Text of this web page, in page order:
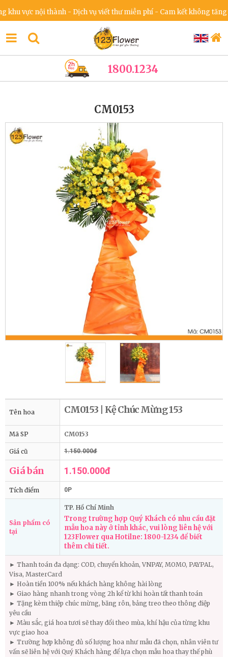
nội thành - Dịch vụ viết thư miễn phí - Cam kết không tăng giá
1800.1234
CM0153
Tên hoa CM0153 | Kệ Chúc Mừng 153
Mã SP CM0153
Giá cũ 1.150.000đ
Giá bán 1.150.000đ
Tích điểm 0P
Sản phẩm có
tại
TP. Hồ Chí Minh
Trong trường hợp Quý Khách có nhu cầu đặt
mẫu hoa này ở tỉnh khác, vui lòng liên hệ với
123Flower qua Hotilne: 1800-1234 để biết
thêm chi tiết.
► Thanh toán đa dạng: COD, chuyển khoản, VNPAY, MOMO, PAYPAL,
Visa, MasterCard
► Hoàn tiền 100% nếu khách hàng không hài lòng
► Giao hàng nhanh trong vòng 2h kể từ khi hoàn tất thanh toán
► Tặng kèm thiệp chúc mừng, băng rôn, bảng treo theo thông điệp
yêu cầu
► Màu sắc, giá hoa tươi sẽ thay đổi theo mùa, khí hậu của từng khu
vực giao hoa
► Trường hợp không đủ số lượng hoa như mẫu đã chọn, nhân viên tư
vấn sẽ liên hệ với Quý Khách hàng để lựa chọn mẫu hoa thay thế phù